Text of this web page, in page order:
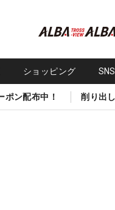
ショッピング
ポン配布中！ 削り出